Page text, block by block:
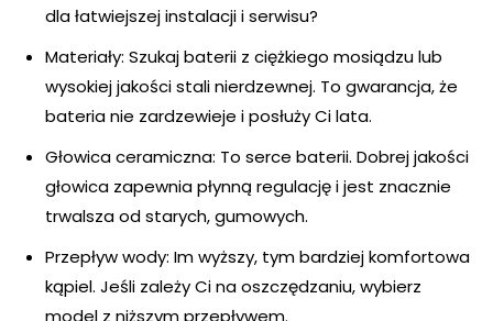
dla łatwiejszej instalacji i serwisu?
Materiały: Szukaj baterii z ciężkiego mosiądzu lub
wysokiej jakości stali nierdzewnej. To gwarancja, że
bateria nie zardzewieje i posłuży Ci lata.
Głowica ceramiczna: To serce baterii. Dobrej jakości
głowica zapewnia płynną regulację i jest znacznie
trwalsza od starych, gumowych.
Przepływ wody: Im wyższy, tym bardziej komfortowa
kąpiel. Jeśli zależy Ci na oszczędzaniu, wybierz